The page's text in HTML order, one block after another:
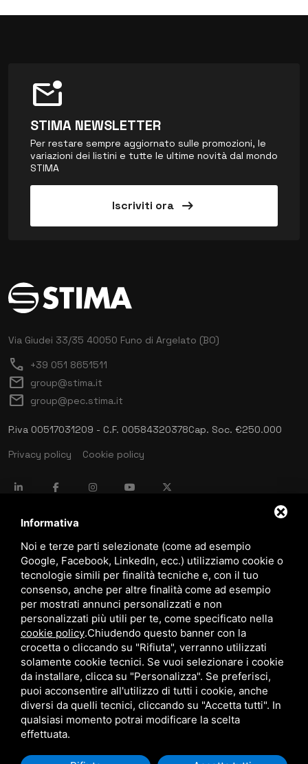
mark_email_unread
STIMA NEWSLETTER
Per restare sempre aggiornato sulle promozioni, le
variazioni dei listini e tutte le ultime novità dal mondo
STIMA
Iscriviti ora arrow_right_alt
Via Giudei 33/35 40050 Funo di Argelato (BO)
call +39 051 8651511
mail group@stima.it
mail group@pec.stima.it
P.iva 00517031209 - C.F. 00584320378Cap. Soc. €250.000
Privacy policy
Cookie policy
language ITALIANO
download Catalogo Stima
download Politica qualità e sicurezza
Questo sito è protetto da Google reCAPTCHA v3,Privacy Policy
Terms of Service
Informativa
Noi e terze parti selezionate (come ad esempio
Google, Facebook, LinkedIn, ecc.) utilizziamo cookie o
tecnologie simili per finalità tecniche e, con il tuo
consenso, anche per altre finalità come ad esempio
per mostrati annunci personalizzati e non
personalizzati più utili per te, come specificato nella
cookie policy.Chiudendo questo banner con la
crocetta o cliccando su "Rifiuta", verranno utilizzati
solamente cookie tecnici. Se vuoi selezionare i cookie
da installare, clicca su "Personalizza". Se preferisci,
puoi acconsentire all'utilizzo di tutti i cookie, anche
diversi da quelli tecnici, cliccando su "Accetta tutti". In
qualsiasi momento potrai modificare la scelta
effettuata.